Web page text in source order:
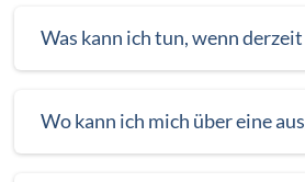
Was kann ich tun, wenn
Wo kann ich mich über eine